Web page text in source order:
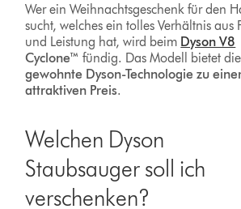
Wer ein Weihnachtsgeschenk für den
sucht, welches ein tolles Verhältnis aus
und Leistung hat, wird beim Dyson V8
Cyclone™ fündig. Das Modell bietet die
gewohnte Dyson-Technologie zu
attraktiven Preis.
Welchen Dyson
Staubsauger soll ich
verschenken?